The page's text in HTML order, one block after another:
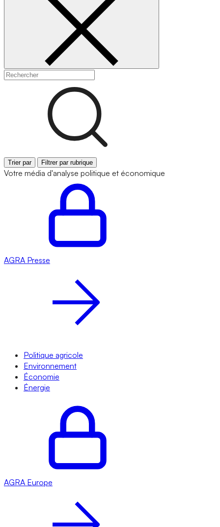
Trier par Filtrer par rubrique
Votre média d'analyse politique et économique
AGRA Presse
Politique agricole
Environnement
Économie
Énergie
AGRA Europe